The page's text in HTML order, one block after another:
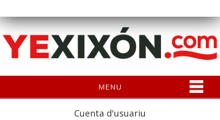
MENU
Cuenta d'usuariu